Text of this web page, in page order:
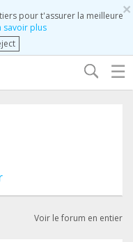
×
pour t'assurer la meilleure
savoir plus
☰
Voir le forum en entier